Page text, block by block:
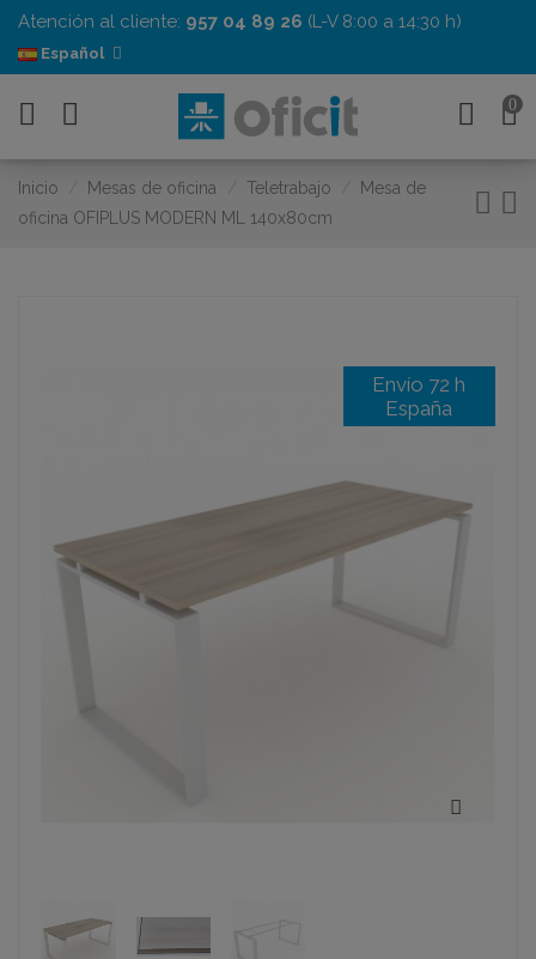
Atención al cliente: 957 04 89 26 (L-V 8:00 a 14:30 h)
Español
0
Inicio Mesas de oficina Teletrabajo
Mesa de
oficina OFIPLUS MODERN ML 140x80cm
Envío 72 h
España